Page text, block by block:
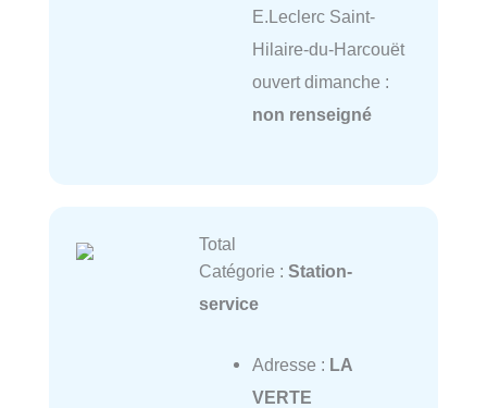
E.Leclerc Saint-
Hilaire-du-Harcouët
ouvert dimanche :
non renseigné
Total
Catégorie : Station-
service
Adresse : LA
VERTE